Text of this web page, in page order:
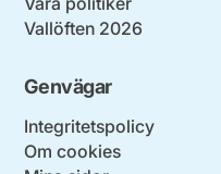
Vallöften 2026
Genvägar
Integritetspolicy
Om cookies